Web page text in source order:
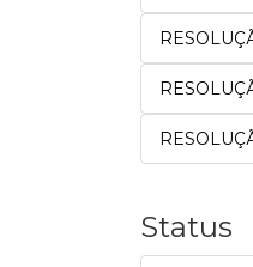
Status